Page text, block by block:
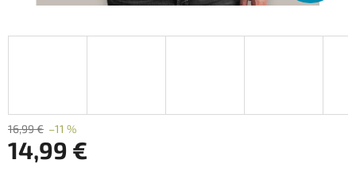
16,99 € –11 %
14,99 €